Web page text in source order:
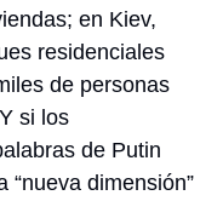
en Kiev,
residenciales
de personas
si los
de Putin
“nueva dimensión”